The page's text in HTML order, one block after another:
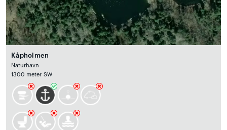
Kåpholmen
Naturhavn
1300 meter SW